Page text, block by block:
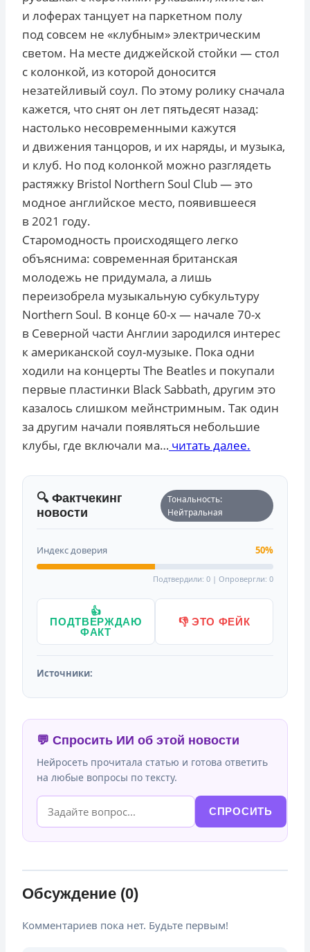
и лоферах танцует на паркетном полу
под совсем не «клубным» электрическим
светом. На месте диджейской стойки — стол
с колонкой, из которой доносится
незатейливый соул. По этому ролику сначала
кажется, что снят он лет пятьдесят назад:
настолько несовременными кажутся
и движения танцоров, и их наряды, и музыка,
и клуб. Но под колонкой можно разглядеть
растяжку Bristol Northern Soul Club — это
модное английское место, появившееся
в 2021 году.
Старомодность происходящего легко
объяснима: современная британская
молодежь не придумала, а лишь
переизобрела музыкальную субкультуру
Northern Soul. В конце 60-х — начале 70-х
в Северной части Англии зародился интерес
к американской соул-музыке. Пока одни
ходили на концерты The Beatles и покупали
первые пластинки Black Sabbath, другим это
казалось слишком мейнстримным. Так один
за другим начали появляться небольшие
клубы, где включали ма… читать далее.
🔍 Фактчекинг
новости
Тональность:
Нейтральная
Индекс доверия 50%
Подтвердили: 0 | Опровергли: 0
👍
ПОДТВЕРЖДАЮ
ФАКТ
👎 ЭТО ФЕЙК
Источники:
💬 Спросить ИИ об этой новости
Нейросеть прочитала статью и готова ответить
на любые вопросы по тексту.
СПРОСИТЬ
Обсуждение (0)
Комментариев пока нет. Будьте первым!